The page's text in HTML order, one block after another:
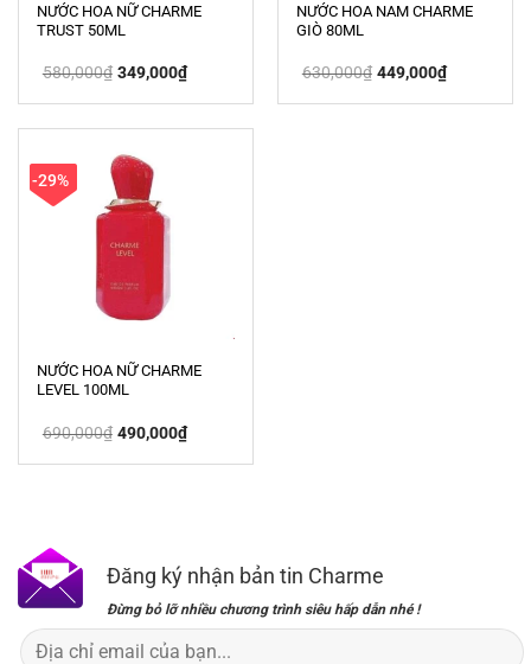
NƯỚC HOA NỮ CHARME
TRUST 50ML
580,000₫ Giá
gốc
349,000₫Giá
hiện
349,000₫.
NƯỚC HOA NAM CHARME
GIÒ 80ML
630,000₫ Giá
gốc
449,000₫Giá
hiện
-29%
NƯỚC HOA NỮ CHARME
LEVEL 100ML
690,000₫ Giá
gốc
490,000₫Giá
hiện
Đăng ký nhận bản tin Charme
Đừng bỏ lỡ nhiều chương trình siêu hấp dẫn nhé !